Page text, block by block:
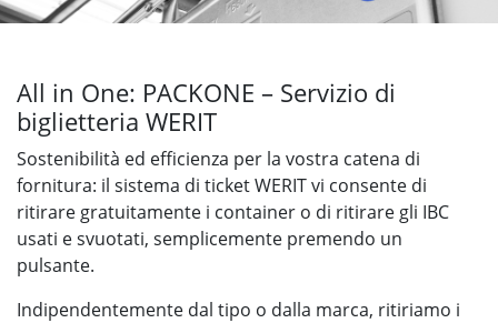
All in One: PACKONE – Servizio di
biglietteria WERIT
Sostenibilità ed efficienza per la vostra catena di
fornitura: il sistema di ticket WERIT vi consente di
ritirare gratuitamente i container o di ritirare gli IBC
usati e svuotati, semplicemente premendo un
pulsante.
Indipendentemente dal tipo o dalla marca, ritiriamo i